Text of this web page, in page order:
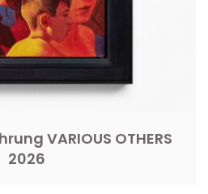
VARIOUS OTHERS
2026